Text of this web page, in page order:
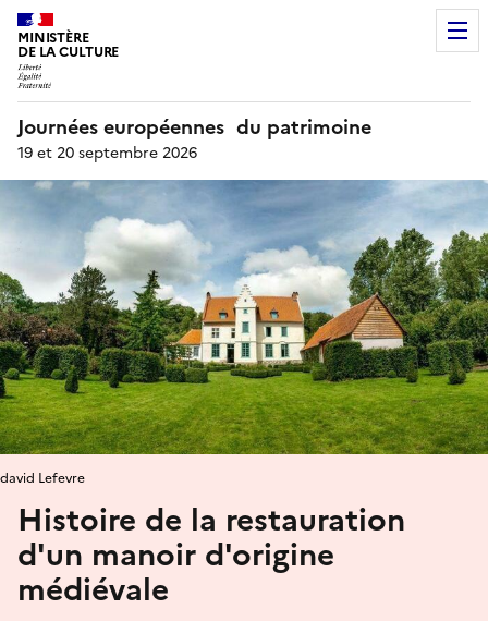
MINISTÈRE
DE LA CULTURE
Journées européennes du patrimoine
19 et 20 septembre 2026
Histoire de la restauration
d'un manoir d'origine
médiévale
david Lefevre